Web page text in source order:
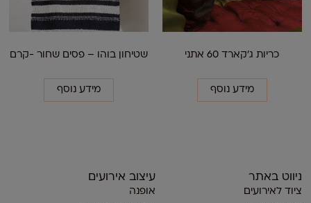
כריות ג'קארד 60 אתני
מידע נוסף
שטיחון בוהו – פסים שחור -קרם
מידע נוסף
ניווט באתר
ציוד לאירועים
עיצוב אירועים
אופנה